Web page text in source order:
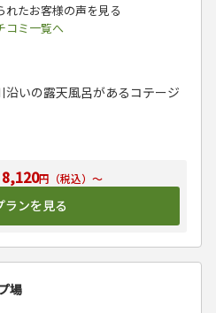
れたお客様の声を見る
コミ一覧へ
8,120円（税込）～
ランを見る
沿いの露天風呂があるコテージ
場